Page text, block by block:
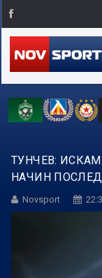
ТУНЧЕВ:
НАЧИН
Novsport